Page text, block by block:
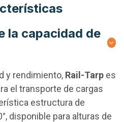
la capacidad de
y rendimiento, Rail-Tarp es
el transporte de cargas
estructura de
disponible para alturas de